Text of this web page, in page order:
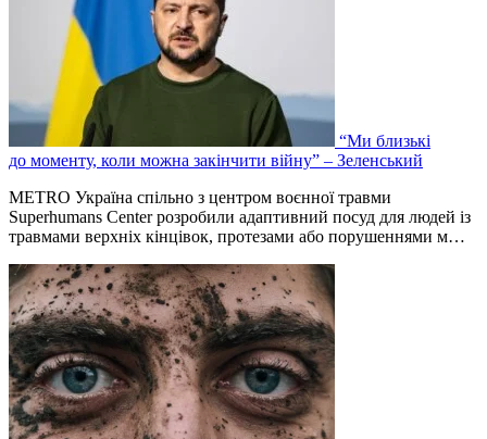
“Ми близькі
до моменту, коли можна закінчити війну” – Зеленський
METRO Україна спільно з центром воєнної травми
Superhumans Center розробили адаптивний посуд для людей із
травмами верхніх кінцівок, протезами або порушеннями м…